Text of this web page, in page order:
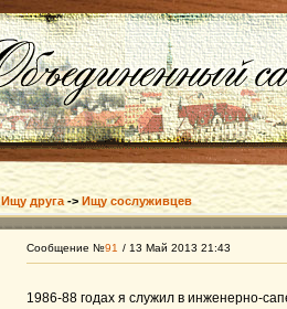
Ищу друга -> Ищу сослуживцев
Сообщение №91 / 13 Май 2013 21:43
1986-88 годах я служил в инженерно-